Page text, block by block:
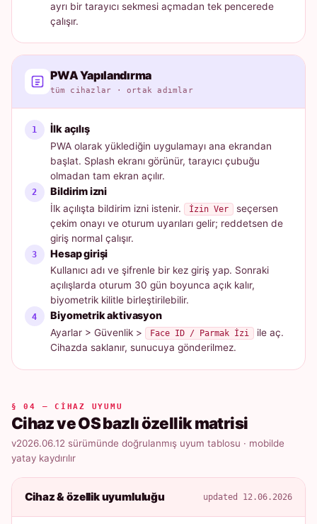
ayrı bir tarayıcı sekmesi açmadan tek pencerede
çalışır.
PWA Yapılandırma
tüm cihazlar · ortak adımlar
İlk açılış
PWA olarak yüklediğin uygulamayı ana ekrandan
başlat. Splash ekranı görünür, tarayıcı çubuğu
olmadan tam ekran açılır.
Bildirim izni
İlk açılışta bildirim izni istenir. İzin Ver
seçersen
çekim onayı ve oturum uyarıları gelir; reddetsen de
giriş normal çalışır.
Hesap girişi
Kullanıcı adı ve şifrenle bir kez giriş yap. Sonraki
açılışlarda oturum 30 gün boyunca açık kalır,
biyometrik kilitle birleştirilebilir.
Biyometrik aktivasyon
Ayarlar > Güvenlik > Face ID / Parmak İzi
ile aç.
Cihazda saklanır, sunucuya gönderilmez.
§ 04 — CIHAZ UYUMU
Cihaz ve OS bazlı özellik matrisi
v2026.06.12 sürümünde doğrulanmış uyum tablosu · mobilde
yatay kaydırılır
Cihaz & özellik uyumluluğu updated 12.06.2026